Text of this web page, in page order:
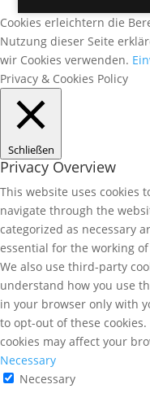
Cookies erleichtern die
Nutzung dieser Seite
wir Cookies verwenden.
Privacy & Cookies Policy
Schließen
Privacy Overview
This website uses cookies
navigate through the
categorized as necessary
essential for the working
We also use third-party
understand how you use
in your browser only with
to opt-out of these
cookies may affect your
Necessary
Necessary